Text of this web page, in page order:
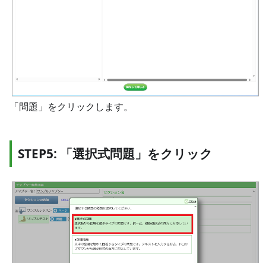
「問題」をクリックします。
STEP5: 「選択式問題」をクリック